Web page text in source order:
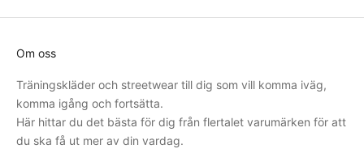
Om oss
Träningskläder och streetwear till dig som vill komma iväg,
komma igång och fortsätta.
Här hittar du det bästa för dig från flertalet varumärken för att
du ska få ut mer av din vardag.